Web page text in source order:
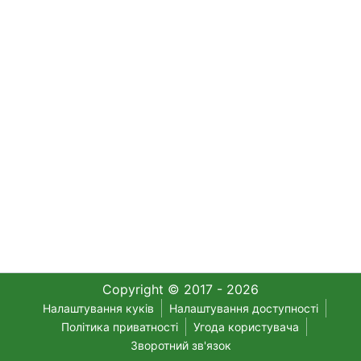
Copyright © 2017 - 2026
Налаштування куків
Налаштування доступності
Політика приватності
Угода користувача
Зворотний зв'язок